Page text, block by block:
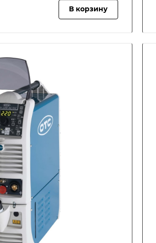
В корзину